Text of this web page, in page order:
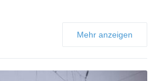
Mehr anzeigen